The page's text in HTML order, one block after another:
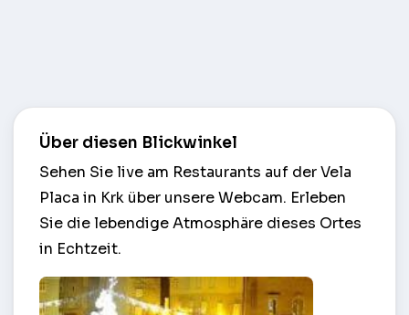
Über diesen Blickwinkel
Sehen Sie live am Restaurants auf der Vela
Placa in Krk über unsere Webcam. Erleben
Sie die lebendige Atmosphäre dieses Ortes
in Echtzeit.